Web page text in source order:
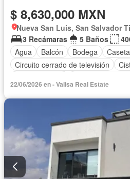
$ 8,630,000 MXN
Nueva San Luis, San Salvador
3 Recámaras
5 Baños
Agua
Balcón Bodega
Circuito cerrado de televisión
Electricidad
Estacionamiento
Recámara
Televisión por cable
Sin amueblar
22/06/2026 en - Valisa Real Estate